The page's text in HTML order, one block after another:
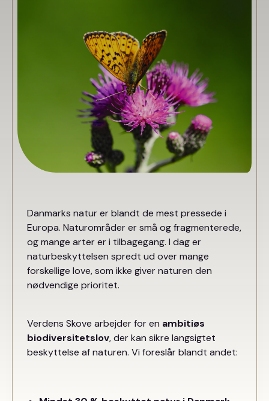
Danmarks natur er blandt de mest pressede i
Europa. Naturområder er små og fragmenterede,
og mange arter er i tilbagegang. I dag er
naturbeskyttelsen spredt ud over mange
forskellige love, som ikke giver naturen den
nødvendige prioritet.
Verdens Skove arbejder for en ambitiøs
biodiversitetslov, der kan sikre langsigtet
beskyttelse af naturen. Vi foreslår blandt andet: